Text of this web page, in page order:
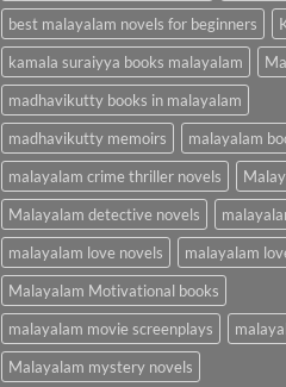
best malayalam novels for beginners
kamala suraiyya books malayalam
madhavikutty books in malayalam
madhavikutty memoirs
malayalam
malayalam crime thriller novels
Malayalam detective novels
malayalam love novels
malayalam
Malayalam Motivational books
malayalam movie screenplays
Malayalam mystery novels